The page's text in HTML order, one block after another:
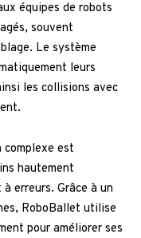
équipes de robots
souvent
Le système
leurs
les collisions avec
est
hautement
erreurs. Grâce à un
RoboBallet utilise
pour améliorer ses